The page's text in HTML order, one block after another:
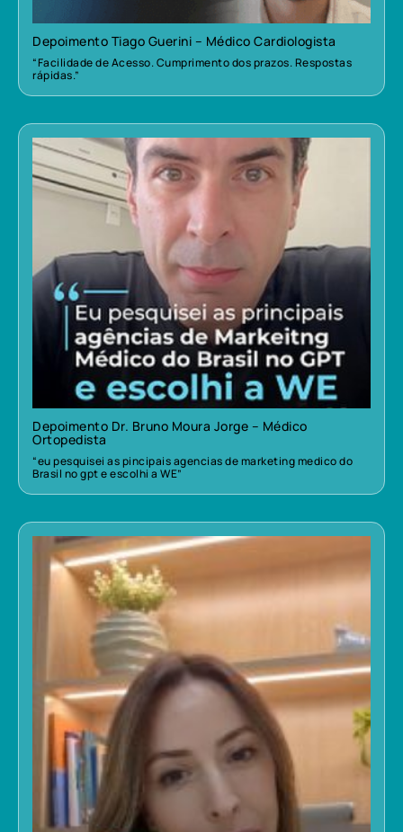
Depoimento Tiago Guerini – Médico Cardiologista
“Facilidade de Acesso. Cumprimento dos prazos. Respostas
rápidas.”
Depoimento Dr. Bruno Moura Jorge – Médico
Ortopedista
“eu pesquisei as pincipais agencias de marketing medico do
Brasil no gpt e escolhi a WE”